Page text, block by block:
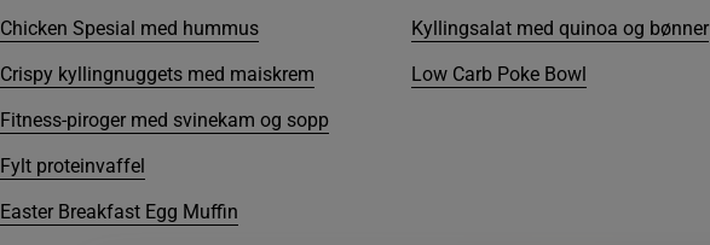
Chicken Spesial med hummus
Crispy kyllingnuggets med maiskrem
Fitness-piroger med svinekam og sopp
Fylt proteinvaffel
Easter Breakfast Egg Muffin
Kyllingsalat med quinoa og bønner
Low Carb Poke Bowl